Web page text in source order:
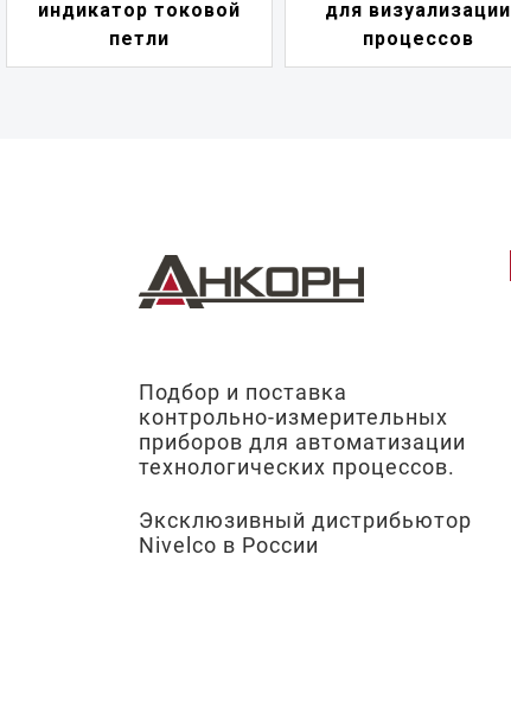
индикатор токовой
петли
для визуализации
процессов
Подбор и поставка
контрольно-измерительных
приборов для автоматизации
технологических процессов.
Эксклюзивный дистрибьютор
Nivelco в России